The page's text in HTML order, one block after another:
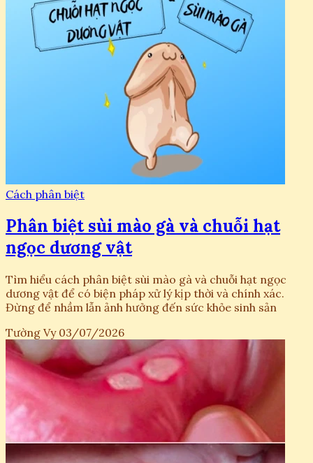
Cách phân biệt
Phân biệt sùi mào gà và chuỗi hạt
ngọc dương vật
Tìm hiểu cách phân biệt sùi mào gà và chuỗi hạt ngọc
dương vật để có biện pháp xử lý kịp thời và chính xác.
Đừng để nhầm lẫn ảnh hưởng đến sức khỏe sinh sản
Tường Vy 03/07/2026